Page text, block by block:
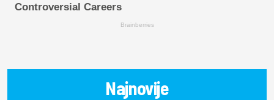
Controversial Careers
Brainberries
Najnovije